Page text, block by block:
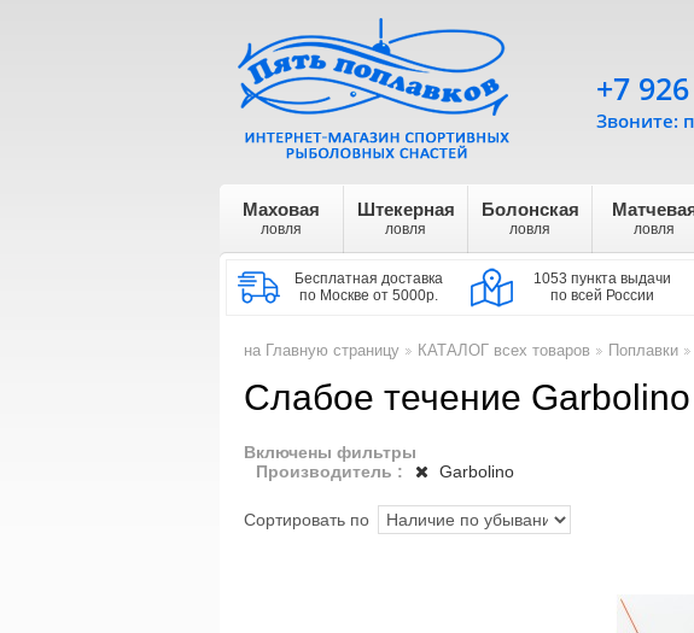
Маховая
ловля
Штекерная
ловля
Болонская
ловля ловля
Бесплатная доставка
по Москве от 5000р.
1053 пункта выдачи
по всей России
+7
Звоните:
на Главную страницу
КАТАЛОГ всех товаров
Поплавки
Слабое течение Garbolino
Включены фильтры
Производитель :
Garbolino
Сортировать по